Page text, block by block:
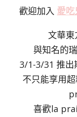
歡迎加入 愛
文華東
與知名的
3/1-3/31 推出
不只能享用
喜歡la